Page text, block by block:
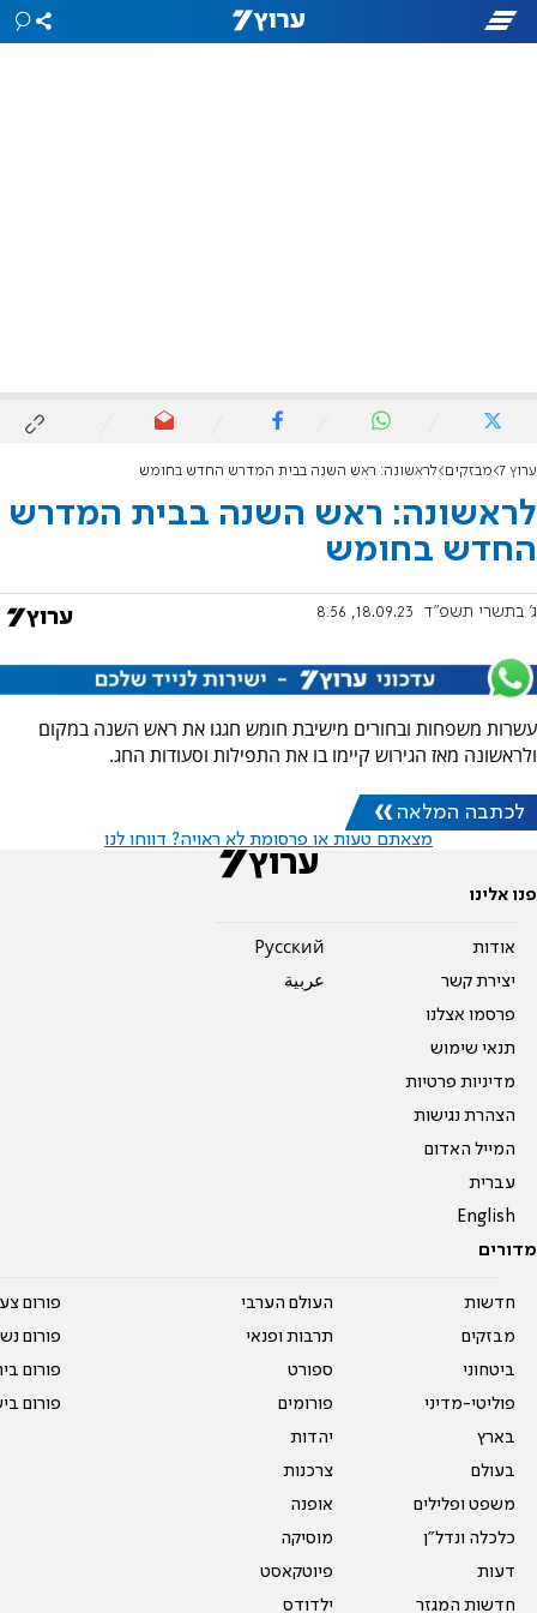
ערוץ 7 מבזקים לראשונה: ראש השנה בבית המדרש החדש בחומש
לראשונה: ראש השנה בבית המדרש
החדש בחומש
ג' בתשרי תשפ"ד 18.09.23, 8:56
עשרות משפחות ובחורים מישיבת חומש חגגו את ראש השנה במקום
ולראשונה מאז הגירוש קיימו בו את התפילות וסעודות החג.
לכתבה המלאה
מצאתם טעות או פרסומת לא ראויה? דווחו לנו
פנו אלינו
אודות
יצירת קשר
פרסמו אצלנו
תנאי שימוש
מדיניות פרטיות
הצהרת נגישות
המייל האדום
עברית
English
Pусский
عربية
מדורים
חדשות
מבזקים
ביטחוני
פוליטי-מדיני
בארץ
בעולם
משפט ופלילים
כלכלה ונדל"ן
דעות
חדשות המגזר
העולם הערבי
תרבות ופנאי
ספורט
פורומים
יהדות
צרכנות
אופנה
מוסיקה
פיוטקאסט
ילדודס
פורום
פורום
פורום
פורום